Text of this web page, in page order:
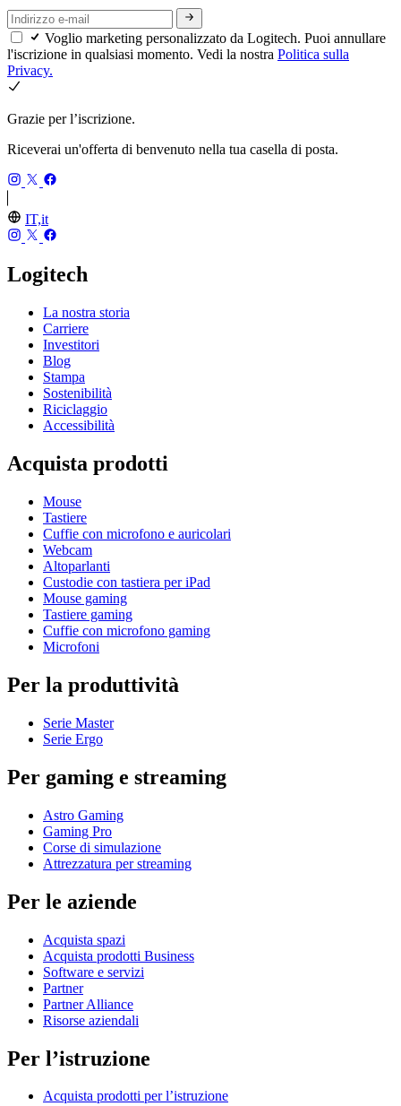
Voglio marketing personalizzato da Logitech. Puoi annullare
l'iscrizione in qualsiasi momento. Vedi la nostra Politica sulla
Privacy.
Grazie per l’iscrizione.
Riceverai un'offerta di benvenuto nella tua casella di posta.
IT,it
Logitech
La nostra storia
Carriere
Investitori
Blog
Stampa
Sostenibilità
Riciclaggio
Accessibilità
Acquista prodotti
Mouse
Tastiere
Cuffie con microfono e auricolari
Webcam
Altoparlanti
Custodie con tastiera per iPad
Mouse gaming
Tastiere gaming
Cuffie con microfono gaming
Microfoni
Per la produttività
Serie Master
Serie Ergo
Per gaming e streaming
Astro Gaming
Gaming Pro
Corse di simulazione
Attrezzatura per streaming
Per le aziende
Acquista spazi
Acquista prodotti Business
Software e servizi
Partner
Partner Alliance
Risorse aziendali
Per l’istruzione
Acquista prodotti per l’istruzione